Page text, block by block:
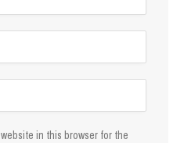
in this browser for the